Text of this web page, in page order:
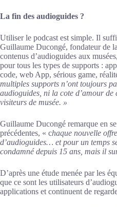
La fin des audioguides ?
Utiliser le podcast est simple. Il
Guillaume Ducongé, fondateur de
contenus d’audioguides aux
pour tous les types de supports :
code, web App, sérious game,
multiples supports n’ont toujours
audioguides, ni la cote d’amour de
visiteurs de musée. »
Guillaume Ducongé remarque en
précédentes, « chaque nouvelle
d’audioguides… et pour un temps
condamné depuis 15 ans, mais il
D’après une étude menée par les
que ce sont les utilisateurs
applications et continuent de